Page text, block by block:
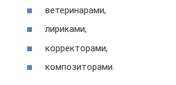
ветеринарами,
лириками,
корректорами,
композиторами.